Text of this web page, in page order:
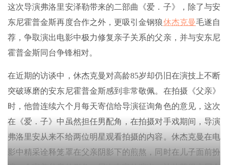
这次导演弗洛里安泽勒带来的二部曲《爱．子》，除了与安
东尼霍普金斯再度合作之外，更吸引金钢狼休杰克曼毛遂自
荐，争取演出电影中极力修复亲子关系的父亲，并与安东尼
霍普金斯同台争锋相对。
在近期的访谈中，休杰克曼对高龄85岁却仍旧在演技上不断
突破琢磨的安东尼霍普金斯感到非常敬佩。在拍摄《父亲》
时，他曾连续六个月每天寄信给导演征询角色的意见，这次
在《爱．子》中虽然担任男配角，在拍摄对手戏期间，导演
弗洛里安从来不给两位明星观看拍摄的内容。休杰克曼在电
影中精采诠释笼罩在父亲阴影下的煎熬，同时在儿子面前扮